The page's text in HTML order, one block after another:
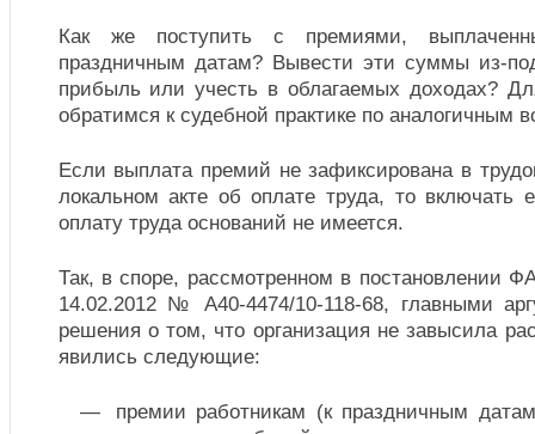
Как же поступить с премиями,
праздничным датам? Вывести эти суммы из-
прибыль или учесть в облагаемых доходах?
обратимся к судебной практике по аналогичным
Если выплата премий не зафиксирована в
локальном акте об оплате труда, то включать
оплату труда оснований не имеется.
Так, в споре, рассмотренном в постановлении
14.02.2012 № А40-4474/10-118-68, главными
решения о том, что организация не завысила
явились следующие:
премии работникам (к праздничным